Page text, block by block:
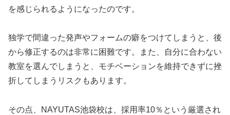
を感じられるようになったのです。
独学で間違った発声やフォームの癖をつけてしまうと、後
から修正するのは非常に困難です。また、自分に合わない
教室を選んでしまうと、モチベーションを維持できずに挫
折してしまうリスクもあります。
その点、NAYUTAS池袋校は、採用率10％という厳選され